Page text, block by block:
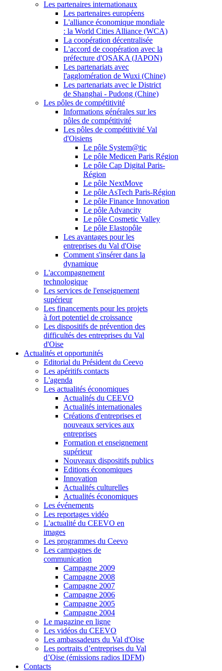
Les partenaires internationaux
Les partenaires européens
L'alliance économique mondiale
: la World Cities Alliance (WCA)
La coopération décentralisée
L'accord de coopération avec la
préfecture d'OSAKA (JAPON)
Les partenariats avec
l'agglomération de Wuxi (Chine)
Les partenariats avec le District
de Shanghai - Pudong (Chine)
Les pôles de compétitivité
Informations générales sur les
pôles de compétitivité
Les pôles de compétitivité Val
d'Oisiens
Le pôle System@tic
Le pôle Medicen Paris Région
Le pôle Cap Digital Paris-
Région
Le pôle NextMove
Le pôle AsTech Paris-Région
Le pôle Finance Innovation
Le pôle Advancity
Le pôle Cosmetic Valley
Le pôle Elastopôle
Les avantages pour les
entreprises du Val d'Oise
Comment s'insérer dans la
dynamique
L'accompagnement
technologique
Les services de l'enseignement
supérieur
Les financements pour les projets
à fort potentiel de croissance
Les dispositifs de prévention des
difficultés des entreprises du Val
d'Oise
Actualités et opportunités
Editorial du Président du Ceevo
Les apéritifs contacts
L'agenda
Les actualités économiques
Actualités du CEEVO
Actualités internationales
Créations d'entreprises et
nouveaux services aux
entreprises
Formation et enseignement
supérieur
Nouveaux dispositifs publics
Editions économiques
Innovation
Actualités culturelles
Actualités économiques
Les événements
Les reportages vidéo
L'actualité du CEEVO en
images
Les programmes du Ceevo
Les campagnes de
communication
Campagne 2009
Campagne 2008
Campagne 2007
Campagne 2006
Campagne 2005
Campagne 2004
Le magazine en ligne
Les vidéos du CEEVO
Les ambassadeurs du Val d'Oise
Les portraits d’entreprises du Val
d’Oise (émissions radios IDFM)
Contacts